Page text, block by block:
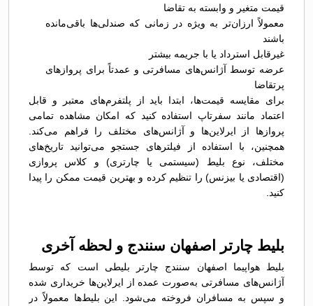
قیمت متغیر و وابسته به تقاضا
معمولاً ارزان‌تر به ویژه در زمانی که صندلی‌ها باقی‌مانده
باشند
غیرقابل استرداد یا با جریمه بیشتر
عرضه توسط آژانس‌های مسافرتی و عمدتاً برای پروازهای
پرتقاضا
برای مقایسه قیمت‌ها، ابتدا باید از پلتفرم‌های معتبر و قابل
اعتماد مانند سفرتاپ استفاده کنید که امکان مشاهده تمامی
پروازها از ایرلاین‌ها و آژانس‌های مختلف را فراهم می‌کند.
همچنین، با استفاده از فیلترهای جستجو می‌توانید تاریخ‌های
مختلف، نوع بلیط (سیستمی یا چارتری) و کلاس پروازی
(اقتصادی یا بیزنس) را تنظیم کرده و بهترین قیمت ممکن را پیدا
کنید.
بلیط چارتر اصفهان سنندج و لحظه آخری
بلیط هواپیما اصفهان سنندج چارتر بلیطی است که توسط
آژانس‌های مسافرتی به‌صورت عمده از ایرلاین‌ها خریداری شده
و سپس به مسافران فروخته می‌شود. این بلیط‌ها معمولاً در